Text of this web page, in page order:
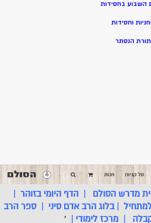
השבוע בחסידות
וחסידות
תורת הנסתר
מדרש הסולם |הדף היומי בזוהר |
|בלוג הרב אדם סיני |ספר הרב
| מרכז לימודי |
'